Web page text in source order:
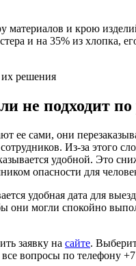
и крою
и на 35% из хлопка,
не подходит по
ее сами, они
Из-за этого
удобной. Это
опасности для
удобная дата для
они могли спокойно
заявку на сайте.
вопросы по телефону